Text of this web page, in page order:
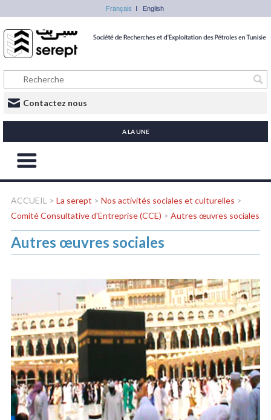
Français English
Contactez nous
A LA UNE
ACCUEIL > La serept > Nos activités sociales et culturelles >
Comité Consultative d'Entreprise (CCE) > Autres œuvres sociales
Autres œuvres sociales